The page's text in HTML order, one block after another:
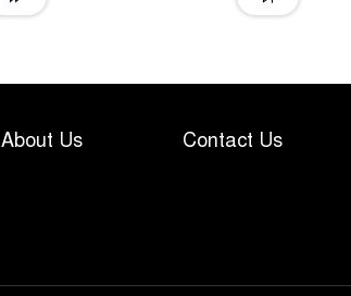
About Us Contact Us